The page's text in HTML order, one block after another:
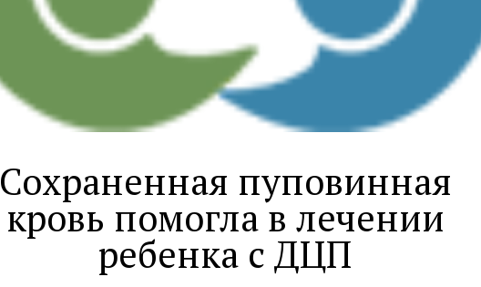
Сохраненная пуповинная
кровь помогла в лечении
ребенка с ДЦП